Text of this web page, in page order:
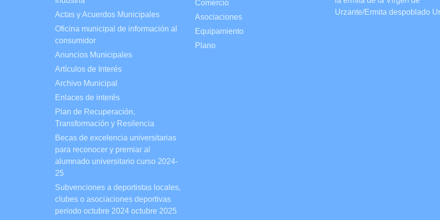
Actas y Acuerdos Municipales
Oficina municipal de información al
consumidor
Anuncios Municipales
Artículos de Interés
Archivo Municipal
Enlaces de interés
Plan de Recuperación,
Transformación y Resilencia
Becas de excelencia universitarias
para reconocer y premiar al
alumnado universitario curso 2024-
25
Subvenciones a deportistas locales,
clubes o asociaciones deportivas
periodo octubre 2024 octubre 2025
Comercio
Asociaciones
Equipamiento
Plano
Urzante/Ermita despoblado